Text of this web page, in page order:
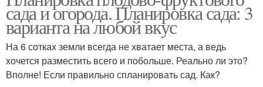
сада и огорода. Планировка сада: 3
варианта на любой вкус
На 6 сотках земли всегда не хватает места, а ведь
хочется разместить всего и побольше. Реально ли это?
Вполне! Если правильно спланировать сад. Как?